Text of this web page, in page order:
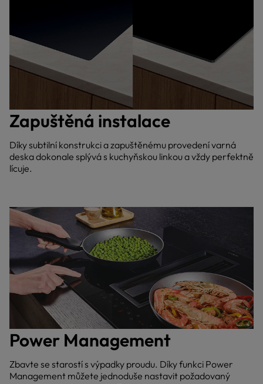
Zapuštěná instalace
Díky subtilní konstrukci a zapuštěnému provedení varná
deska dokonale splývá s kuchyňskou linkou a vždy perfektně
lícuje.
Power Management
Zbavte se starostí s výpadky proudu. Díky funkci Power
Management můžete jednoduše nastavit požadovaný